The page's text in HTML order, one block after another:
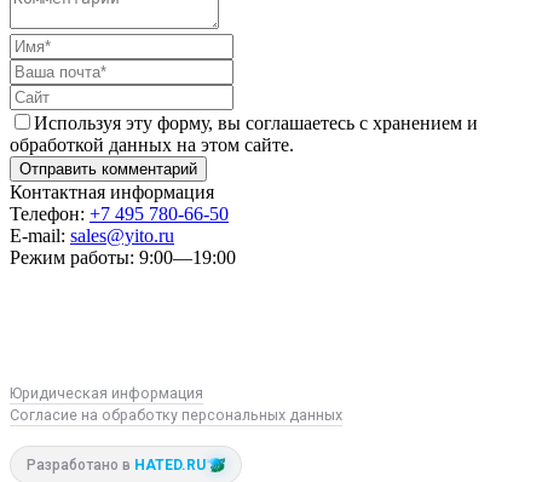
Используя эту форму, вы соглашаетесь с хранением и
обработкой данных на этом сайте.
Контактная информация
Телефон: +7 495 780-66-50
E-mail: sales@yito.ru
Режим работы: 9:00—19:00
Юридическая информация
Согласие на обработку персональных данных
Разработано в HATED.RU